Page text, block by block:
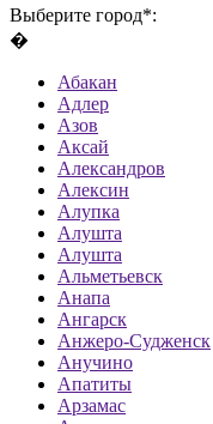
Выберите город*:
�
Абакан
Адлер
Азов
Аксай
Александров
Алексин
Алупка
Алушта
Алушта
Альметьевск
Анапа
Ангарск
Анжеро-Судженск
Анучино
Апатиты
Арзамас